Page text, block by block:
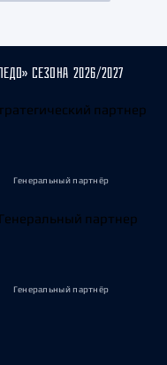
СЕЗОНА 2026/2027
Генеральный партнёр
Генеральный партнёр